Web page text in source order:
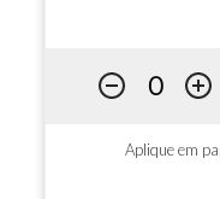
Aplique em